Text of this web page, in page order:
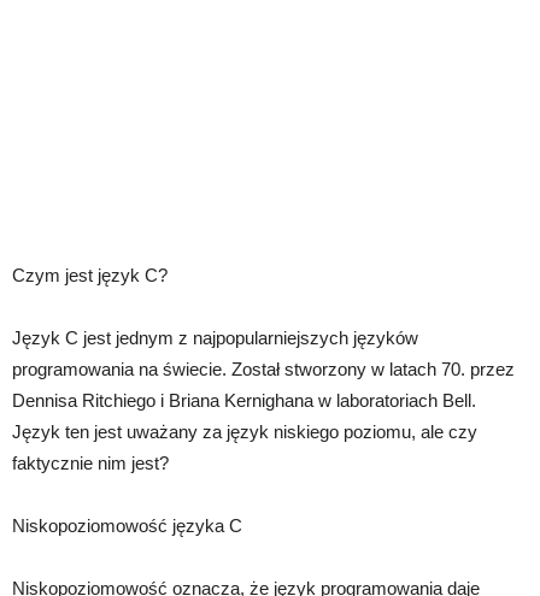
Czym jest język C?
Język C jest jednym z najpopularniejszych języków
programowania na świecie. Został stworzony w latach 70. przez
Dennisa Ritchiego i Briana Kernighana w laboratoriach Bell.
Język ten jest uważany za język niskiego poziomu, ale czy
faktycznie nim jest?
Niskopoziomowość języka C
Niskopoziomowość oznacza, że język programowania daje